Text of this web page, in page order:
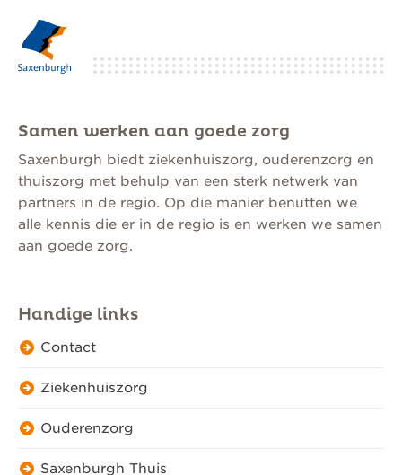
Samen werken aan goede zorg
Saxenburgh biedt ziekenhuiszorg, ouderenzorg en
thuiszorg met behulp van een sterk netwerk van
partners in de regio. Op die manier benutten we
alle kennis die er in de regio is en werken we samen
aan goede zorg.
Handige links
Contact
Ziekenhuiszorg
Ouderenzorg
Saxenburgh Thuis